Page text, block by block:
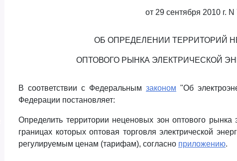
от 29 сентября 2010 г. N
ОБ ОПРЕДЕЛЕНИИ ТЕРРИТОРИЙ
ОПТОВОГО РЫНКА ЭЛЕКТРИЧЕСКОЙ
В соответствии с Федеральным законом "Об
Федерации постановляет:
Определить территории неценовых зон оптового рынка
границах которых оптовая торговля электрической
регулируемым ценам (тарифам), согласно приложению.